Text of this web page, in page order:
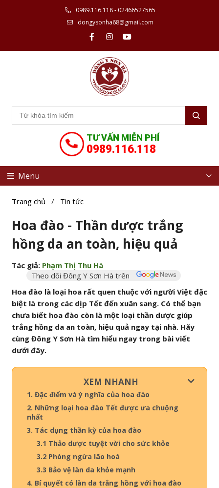
0989.116.118 - 02466527565
dongysonha68@gmail.com
TƯ VẤN MIỄN PHÍ
0989.116.118
Menu
Trang chủ / Tin tức
Hoa đào - Thần dược trắng
hồng da an toàn, hiệu quả
Tác giả: Phạm Thị Thu Hà
Theo dõi Đông Y Sơn Hà trên
Hoa đào là loại hoa rất quen thuộc với người Việt đặc
biệt là trong các dịp Tết đến xuân sang. Có thể bạn
chưa biết hoa đào còn là một loại thần dược giúp
trắng hồng da an toàn, hiệu quả ngay tại nhà. Hãy
cùng Đông Y Sơn Hà tìm hiểu ngay trong bài viết
dưới đây.
XEM NHANH
1. Đặc điểm và ý nghĩa của hoa đào
2. Những loại hoa đào Tết được ưa chuộng
nhất
3. Tác dụng thần kỳ của hoa đào
3.1 Thảo dược tuyệt vời cho sức khỏe
3.2 Phòng ngừa lão hoá
3.3 Bảo vệ làn da khỏe mạnh
4. Bí quyết có làn da trắng hồng với hoa đào